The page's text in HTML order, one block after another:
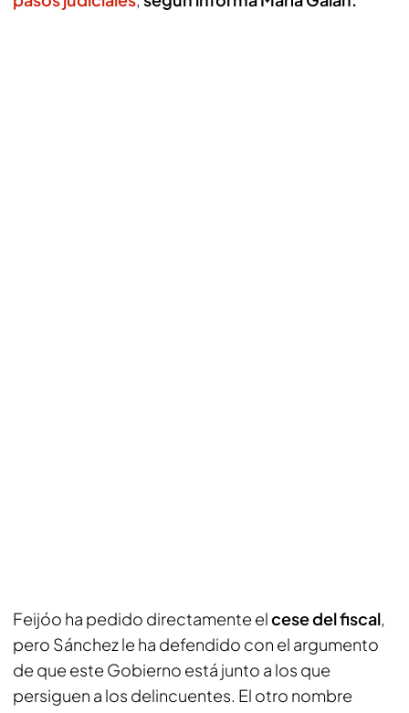
Feijóo ha pedido directamente elcese del fiscal,
pero Sánchez le ha defendido con el argumento
de que este Gobierno está junto a los que
persiguen a los delincuentes. El otro nombre